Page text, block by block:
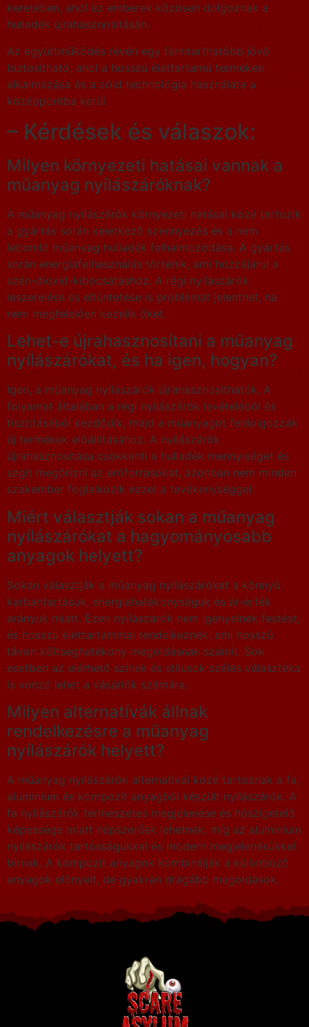
keretében, ahol az emberek közösen dolgoznak a
hulladék újrahasznosításán.
Az együttműködés révén egy fenntarthatóbb jövő
biztosítható, ahol a hosszú élettartamú termékek
alkalmazása és a zöld technológia használata a
középpontba kerül.
– Kérdések és válaszok:
Milyen környezeti hatásai vannak a
műanyag nyílászáróknak?
A műanyag nyílászárók környezeti hatásai közé tartozik
a gyártás során keletkező szennyezés és a nem
lebomló műanyag hulladék felhalmozódása. A gyártás
során energiafelhasználás történik, ami hozzájárul a
szén-dioxid-kibocsátáshoz. A régi nyílászárók
leszerelése és eltüntetése is problémát jelenthet, ha
nem megfelelően kezelik őket.
Lehet-e újrahasznosítani a műanyag
nyílászárókat, és ha igen, hogyan?
Igen, a műanyag nyílászárók újrahasznosíthatók. A
folyamat általában a régi nyílászárók levételéből és
tisztításából kezdődik, majd a műanyagot feldolgozzák
új termékek előállításához. A nyílászárók
újrahasznosítása csökkenti a hulladék mennyiségét és
segít megőrizni az erőforrásokat, azonban nem minden
szakember foglalkozik ezzel a tevékenységgel.
Miért választják sokan a műanyag
nyílászárókat a hagyományosabb
anyagok helyett?
Sokan választják a műanyag nyílászárókat a könnyű
karbantartásuk, energiahatékonyságuk és ár-érték
arányuk miatt. Ezen nyílászárók nem igényelnek festést,
és hosszú élettartammal rendelkeznek, ami hosszú
távon költséghatékony megoldásnak számít. Sok
esetben az elérhető színek és stílusok széles választéka
is vonzó lehet a vásárlók számára.
Milyen alternatívák állnak
rendelkezésre a műanyag
nyílászárók helyett?
A műanyag nyílászárók alternatívái közé tartoznak a fa,
alumínium és kompozit anyagból készült nyílászárók. A
fa nyílászárók természetes megjelenése és hőszigetelő
képessége miatt népszerűek lehetnek, míg az alumínium
nyílászárók tartósságukkal és modern megjelenésükkel
bírnak. A kompozit anyagok kombinálják a különböző
anyagok előnyeit, de gyakran drágább megoldások.